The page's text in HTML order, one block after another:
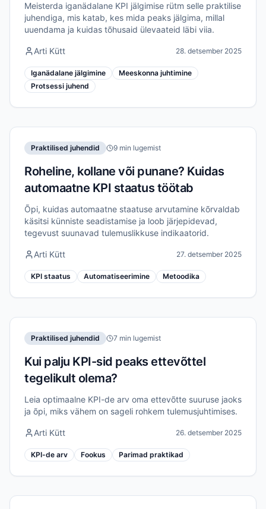
Meisterda iganädalane KPI jälgimise rütm selle praktilise
juhendiga, mis katab, kes mida peaks jälgima, millal
uuendama ja kuidas tõhusaid ülevaateid läbi viia.
Arti Kütt 28. detsember 2025
Iganädalane jälgimine
Meeskonna juhtimine
Protsessi juhend
Praktilised juhendid 9 min lugemist
Roheline, kollane või punane? Kuidas
automaatne KPI staatus töötab
Õpi, kuidas automaatne staatuse arvutamine kõrvaldab
käsitsi künniste seadistamise ja loob järjepidevad,
tegevust suunavad tulemuslikkuse indikaatorid.
Arti Kütt 27. detsember 2025
KPI staatus Automatiseerimine Metoodika
Praktilised juhendid 7 min lugemist
Kui palju KPI-sid peaks ettevõttel
tegelikult olema?
Leia optimaalne KPI-de arv oma ettevõtte suuruse jaoks
ja õpi, miks vähem on sageli rohkem tulemusjuhtimises.
Arti Kütt 26. detsember 2025
KPI-de arv Fookus Parimad praktikad